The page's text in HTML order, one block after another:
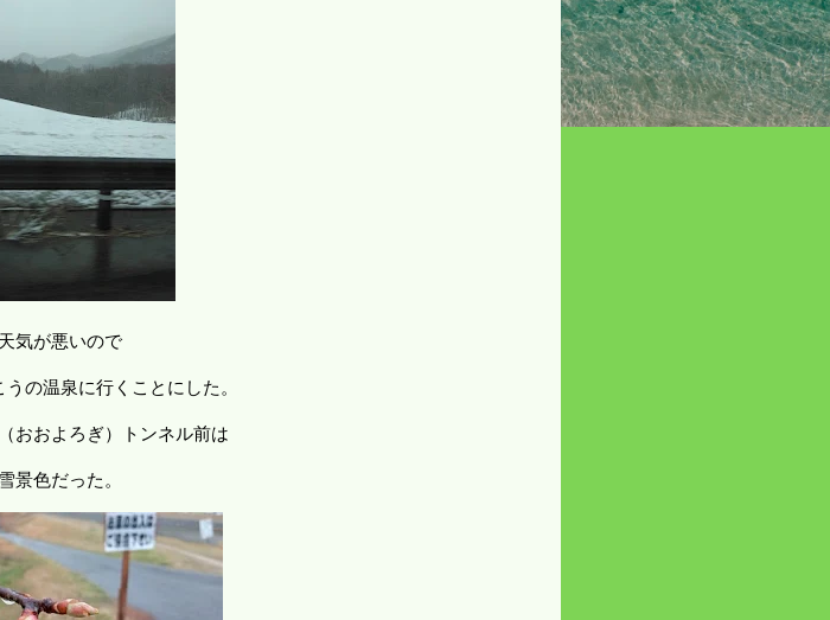
気が悪いので
の温泉に行くことにした。
おおよろぎ）トンネル前は
景色だった。